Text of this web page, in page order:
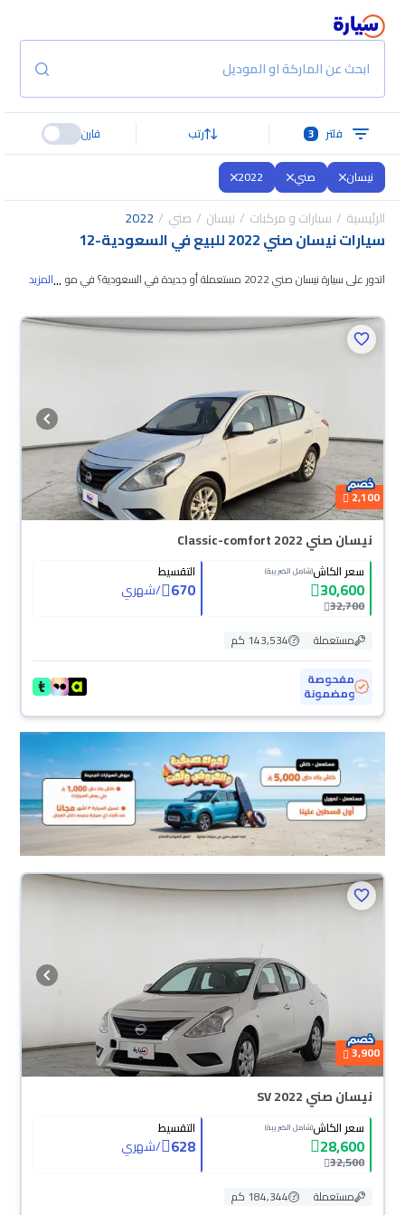
ابحث عن الماركة او الموديل
فلتر 3 رتب قارن
نيسان صني 2022
الرئيسية سيارات و مركبات نيسان صني 2022
سيارات نيسان صني 2022 للبيع في السعودية -
12
اتدور على سيارة نيسان صني 2022 مستعملة أو جديدة في السعودية؟ في موقع
نيسان صني 2022 المستعملة مضمونة ومفحوصة بأكثر من 200 نقطة وتقدر
تقسيط، وتحجزها أونلاين، وبتوصلك لين باب بيتك.
...المزيد
2,100
نيسان صني Classic-comfort 2022
سعر الكاش(شامل الضريبة)
30,600
32,700
التقسيط
670
/شهري
مستعملة
143,534 كم
مفحوصة
ومضمونة
3,900
نيسان صني SV 2022
سعر الكاش(شامل الضريبة)
28,600
32,500
التقسيط
628
/شهري
مستعملة
184,344 كم